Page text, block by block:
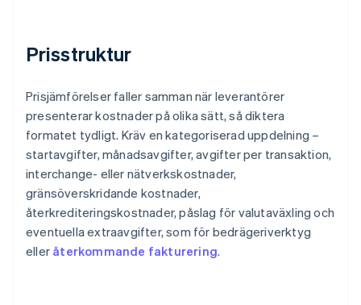
Prisstruktur
Prisjämförelser faller samman när leverantörer
presenterar kostnader på olika sätt, så diktera
formatet tydligt. Kräv en kategoriserad uppdelning –
startavgifter, månadsavgifter, avgifter per transaktion,
interchange- eller nätverkskostnader,
gränsöverskridande kostnader,
återkrediteringskostnader, påslag för valutaväxling och
eventuella extraavgifter, som för bedrägeriverktyg
eller återkommande fakturering.